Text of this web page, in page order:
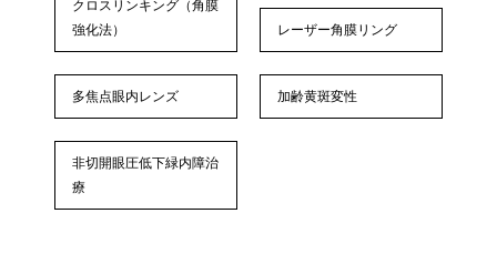
クロスリンキング（角膜
強化法）
レーザー角膜リング
多焦点眼内レンズ 加齢黄斑変性
非切開眼圧低下緑内障治
療